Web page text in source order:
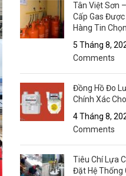
Tân Việt Sơn
Cấp Gas
Hàng Tin Chọn
5 Tháng 8,
Comments
Đồng Hồ Đo
Chính Xác
4 Tháng 8,
Comments
Tiêu Chí Lựa
Đặt Hệ Thống